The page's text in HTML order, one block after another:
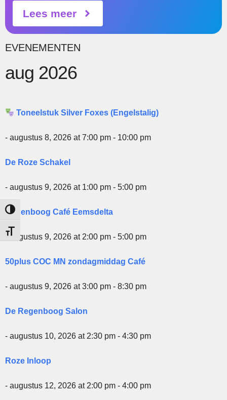
Keuze voor hoog contrast
Kies grootte van het lettertype
Lees meer
EVENEMENTEN
aug 2026
Toneelstuk Silver Foxes (Engelstalig)
- augustus 8, 2026 at 7:00 pm - 10:00 pm
De Roze Schakel
- augustus 9, 2026 at 1:00 pm - 5:00 pm
Regenboog Café Eemsdelta
- augustus 9, 2026 at 2:00 pm - 5:00 pm
50plus COC MN zondagmiddag Café
- augustus 9, 2026 at 3:00 pm - 8:30 pm
De Regenboog Salon
- augustus 10, 2026 at 2:30 pm - 4:30 pm
Roze Inloop
- augustus 12, 2026 at 2:00 pm - 4:00 pm